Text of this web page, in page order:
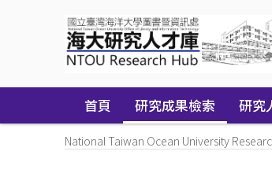
首頁 研究成果檢索 研究
National Taiwan Ocean University